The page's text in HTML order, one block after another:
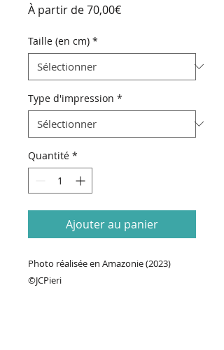
À partir de70,00€Prix
Taille (en cm) *
Type d'impression *
Quantité *
Ajouter au panier
Photo réalisée en Amazonie (2023)
©JCPieri